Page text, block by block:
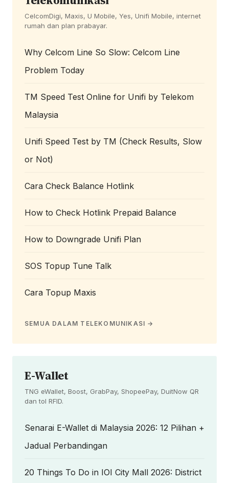
CelcomDigi, Maxis, U Mobile, Yes, Unifi Mobile, internet
rumah dan plan prabayar.
Why Celcom Line So Slow: Celcom Line
Problem Today
TM Speed Test Online for Unifi by Telekom
Malaysia
Unifi Speed Test by TM (Check Results, Slow
or Not)
Cara Check Balance Hotlink
How to Check Hotlink Prepaid Balance
How to Downgrade Unifi Plan
SOS Topup Tune Talk
Cara Topup Maxis
SEMUA DALAM TELEKOMUNIKASI →
E-Wallet
TNG eWallet, Boost, GrabPay, ShopeePay, DuitNow QR
dan tol RFID.
Senarai E-Wallet di Malaysia 2026: 12 Pilihan +
Jadual Perbandingan
20 Things To Do in IOI City Mall 2026: District